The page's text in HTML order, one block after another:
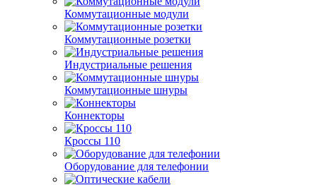
Коммутационные модули
Коммутационные розетки
Индустриальные решения
Коммутационные шнуры
Коннекторы
Кроссы 110
Оборудование для телефонии